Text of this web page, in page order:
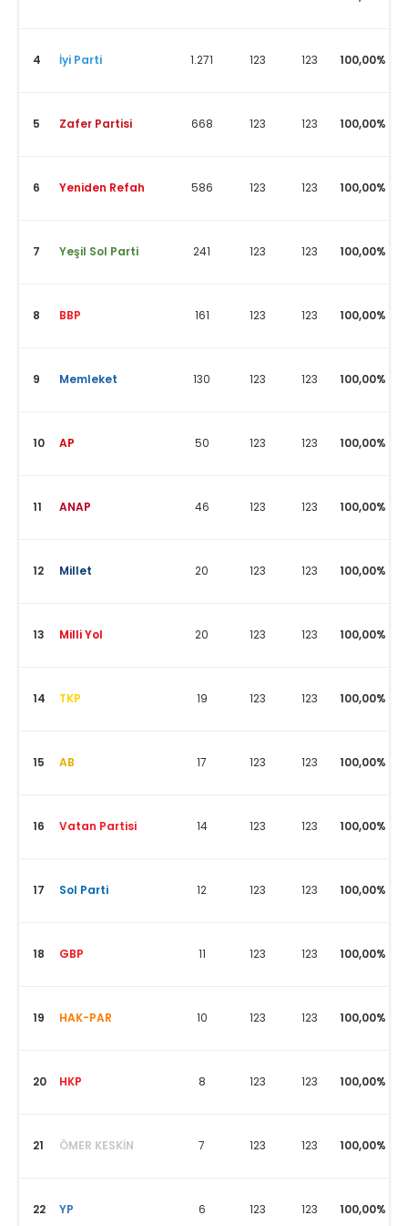
4 İyi Parti 1.271 123 123 100,00%
5 Zafer Partisi 668 123 123 100,00%
6 Yeniden Refah 586 123 123 100,00%
7 Yeşil Sol Parti 241 123 123 100,00%
8 BBP 161 123 123 100,00%
9 Memleket 130 123 123 100,00%
10 AP 50 123 123 100,00%
11 ANAP 46 123 123 100,00%
12 Millet 20 123 123 100,00%
13 Milli Yol 20 123 123 100,00%
14 TKP 19 123 123 100,00%
15 AB 17 123 123 100,00%
16 Vatan Partisi 14 123 123 100,00%
17 Sol Parti 12 123 123 100,00%
18 GBP 11 123 123 100,00%
19 HAK-PAR 10 123 123 100,00%
20 HKP 8 123 123 100,00%
21 ÖMER KESKİN 7 123 123 100,00%
22 YP 6 123 123 100,00%